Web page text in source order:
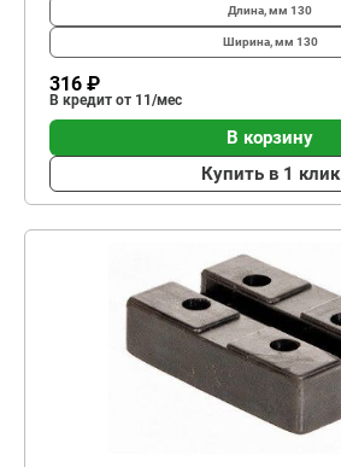
Длина, мм 130
Ширина, мм 130
316 ₽
В кредит от 11/мес
В корзину
Купить в 1 клик